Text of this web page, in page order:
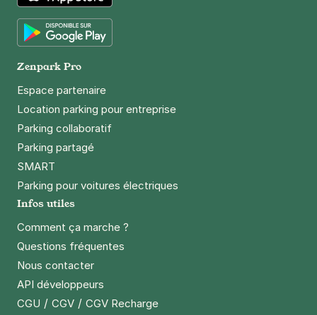
App Store
Zenpark Pro
Espace partenaire
Location parking pour entreprise
Parking collaboratif
Parking partagé
SMART
Parking pour voitures électriques
Infos utiles
Comment ça marche ?
Questions fréquentes
Nous contacter
API développeurs
CGU / CGV / CGV Recharge